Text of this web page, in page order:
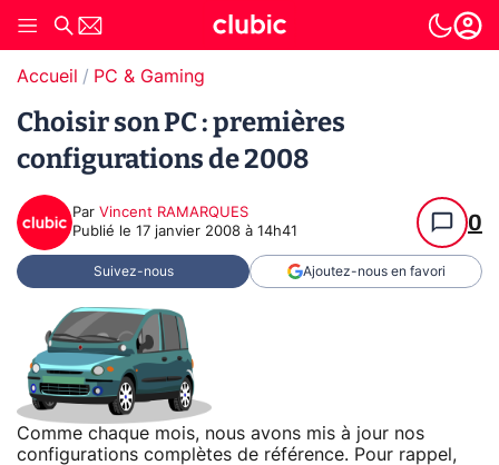
Accueil PC & Gaming
Choisir son PC : premières
configurations de 2008
Par Vincent RAMARQUES
Publié le 17 janvier 2008 à 14h41 0
Suivez-nous Ajoutez-nous en favori
Comme chaque mois, nous avons mis à jour nos
configurations complètes de référence. Pour rappel,